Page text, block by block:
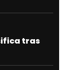
tras